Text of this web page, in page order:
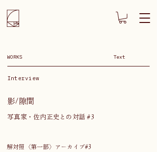
WORKS Text
Interview
影/隙間
写真家・佐内正史との対話 #3
解対照〈第一部〉アーカイブ#3